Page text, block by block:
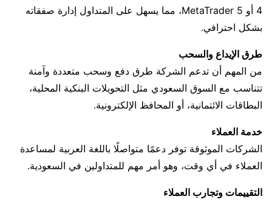
4 أو MetaTrader 5، مما يسهل على المتداول إدارة صفقاته
بشكل احترافي.
طرق الإيداع والسحب
من المهم أن تدعم الشركة طرق دفع وسحب متعددة وآمنة
تتناسب مع السوق السعودي مثل التحويلات البنكية المحلية،
البطاقات الائتمانية، أو المحافظ الإلكترونية.
خدمة العملاء
الشركات الموثوقة توفر دعمًا متواصلًا باللغة العربية لمساعدة
العملاء في أي وقت، وهو أمر مهم للمتداولين في السعودية.
التقييمات وتجارب العملاء